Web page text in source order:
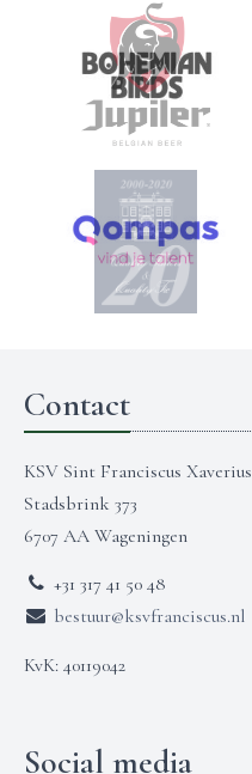
Contact
KSV Sint Franciscus Xaverius
Stadsbrink 373
6707 AA Wageningen
+31 317 41 50 48
bestuur@ksvfranciscus.nl
KvK: 40119042
Social media